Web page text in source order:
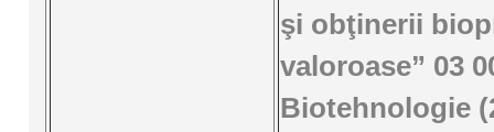
şi obţinerii
valoroase” 03
Biotehnologie